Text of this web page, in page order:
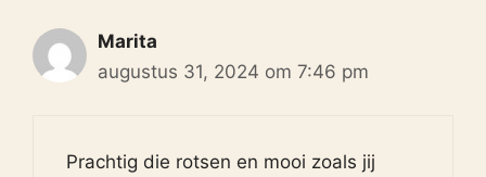
Marita
augustus 31, 2024 om 7:46 pm
Prachtig die rotsen en mooi zoals jij